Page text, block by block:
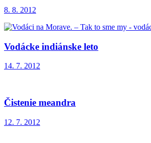
8. 8. 2012
Vodácke indiánske leto
14. 7. 2012
Čistenie meandra
12. 7. 2012